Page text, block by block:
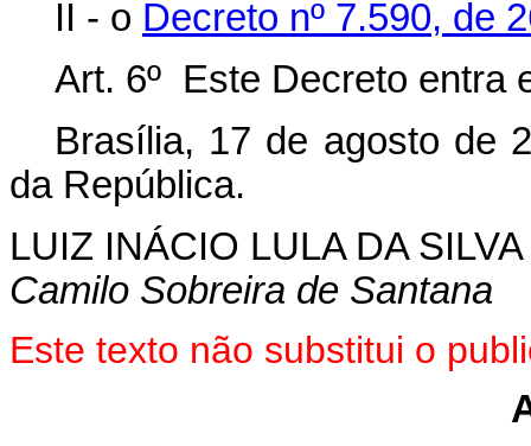
II - o Decreto nº 7.590, de
Art. 6º Este Decreto entra
Brasília, 17 de agosto de
da República.
LUIZ INÁCIO LULA DA SILVA
Camilo Sobreira de Santana
Este texto não substitui o